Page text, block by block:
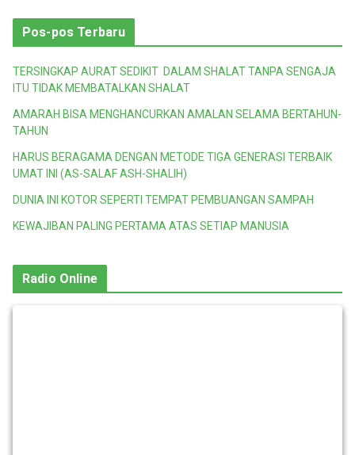
Pos-pos Terbaru
TERSINGKAP AURAT SEDIKIT DALAM SHALAT TANPA SENGAJA
ITU TIDAK MEMBATALKAN SHALAT
AMARAH BISA MENGHANCURKAN AMALAN SELAMA BERTAHUN-
TAHUN
HARUS BERAGAMA DENGAN METODE TIGA GENERASI TERBAIK
UMAT INI (AS-SALAF ASH-SHALIH)
DUNIA INI KOTOR SEPERTI TEMPAT PEMBUANGAN SAMPAH
KEWAJIBAN PALING PERTAMA ATAS SETIAP MANUSIA
Radio Online